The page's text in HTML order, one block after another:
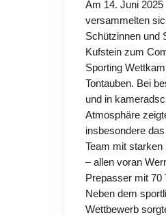
Am 14. Juni 2025
versammelten
Schützinnen und
Kufstein zum
Sporting
Tontauben. Bei
und in
Atmosphäre
insbesondere
Team mit starken
– allen voran
Prepasser mit 70
Neben dem
Wettbewerb